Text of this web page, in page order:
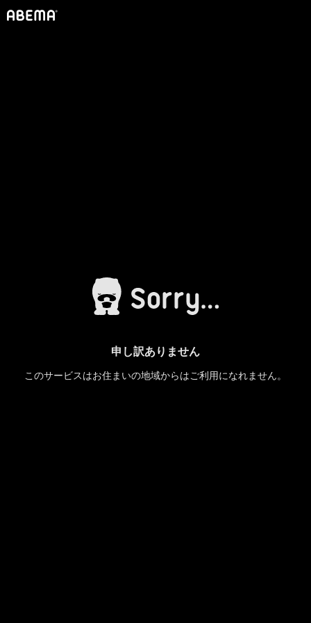
申し訳ありません
このサービスはお住まいの地域からはご利用になれません。